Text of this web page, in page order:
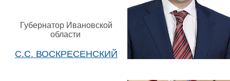
Губернатор Ивановской
области
С.С. ВОСКРЕСЕНСКИЙ